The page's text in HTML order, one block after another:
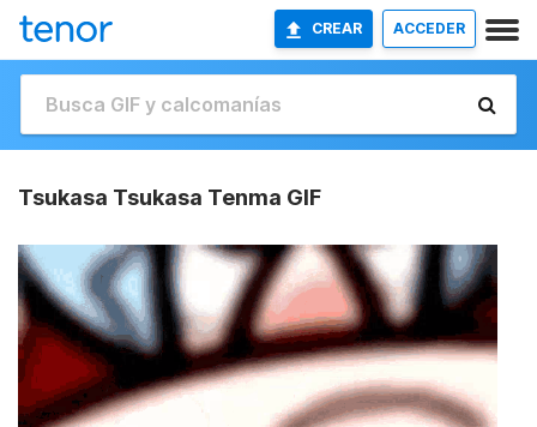
CREAR ACCEDER
Tsukasa Tsukasa Tenma GIF